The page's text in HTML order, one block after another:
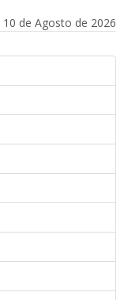
10 de Agosto de 2026